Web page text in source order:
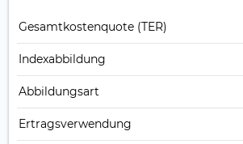
Gesamt­kosten­quote (TER)
Index­abbildung
Abbildungs­art
Ertrags­verwendung